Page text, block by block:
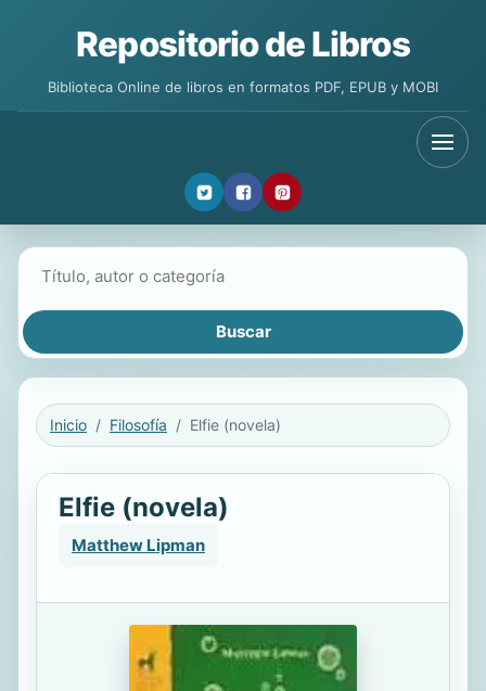
Repositorio de Libros
Biblioteca Online de libros en formatos PDF, EPUB y MOBI
Inicio Filosofía Elfie (novela)
Elfie (novela)
Matthew Lipman